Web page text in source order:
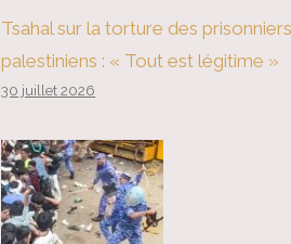
Tsahal sur la torture des prisonniers
palestiniens : « Tout est légitime »
30 juillet 2026